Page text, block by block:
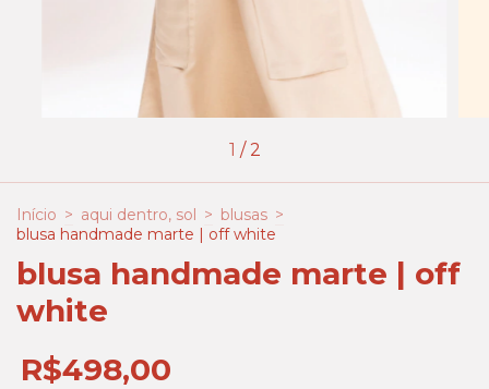
1 / 2
Início > aqui dentro, sol > blusas >
blusa handmade marte | off white
blusa handmade marte | off
white
R$498,00